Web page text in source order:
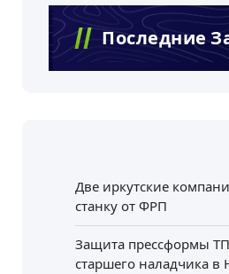
Последние
Две иркутские
станку от ФРП
Защита прессформы
старшего наладчика в